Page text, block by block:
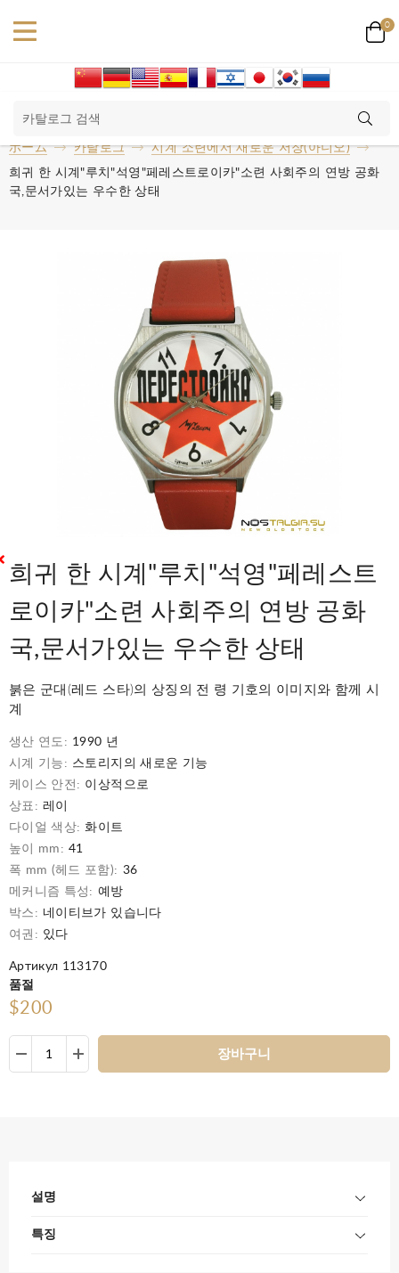
0
ホーム 카탈로그
시계 소련에서 새로운 저장(아니오)
희귀 한 시계"루치"석영"페레스트로이카"소련 사회주의 연방 공화
국,문서가있는 우수한 상태
희귀 한 시계"루치"석영"페레스트
로이카"소련 사회주의 연방 공화
국,문서가있는 우수한 상태
붉은 군대(레드 스타)의 상징의 전 령 기호의 이미지와 함께 시
계
생산 연도: 1990 년
시계 기능: 스토리지의 새로운 기능
케이스 안전: 이상적으로
상표: 레이
다이얼 색상: 화이트
높이 mm: 41
폭 mm (헤드 포함): 36
메커니즘 특성: 예방
박스: 네이티브가 있습니다
여권: 있다
Артикул 113170
품절
$200
장바구니
설명
특징